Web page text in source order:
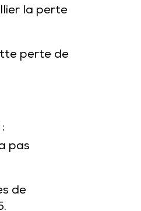
la perte
perte de
pas
de